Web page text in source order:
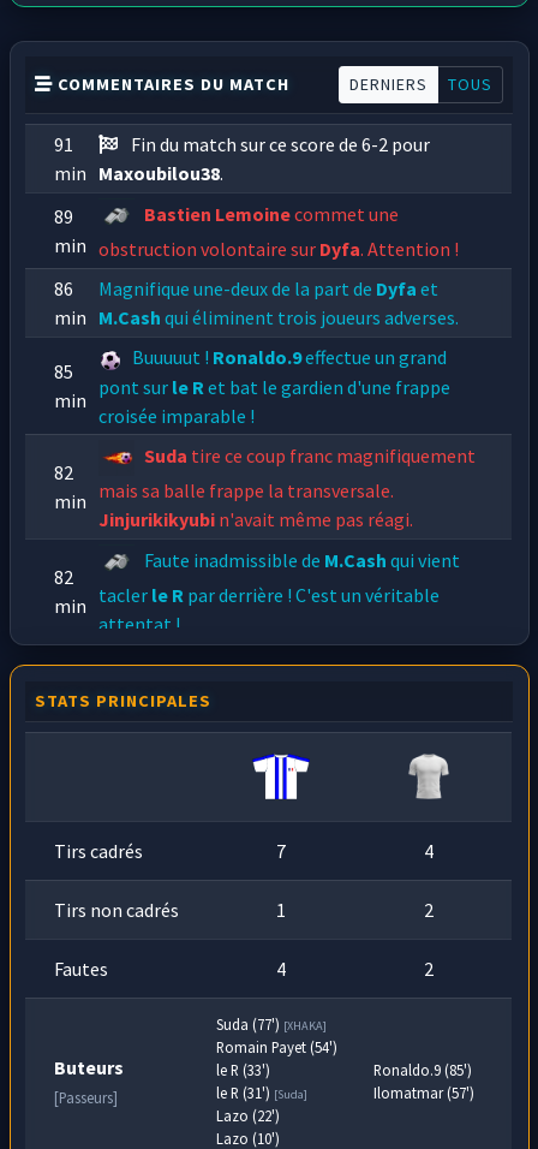
COMMENTAIRES DU MATCH DERNIERS TOUS
91
min
Fin du match sur ce score de 6-2 pour
Maxoubilou38.
89
min
Bastien Lemoinecommet une
obstruction volontaire sur Dyfa. Attention !
86
min
Magnifique une-deux de la part de Dyfa et
M.Cash qui éliminent trois joueurs adverses.
85
min
Buuuuut ! Ronaldo.9effectue un grand
pont sur le R et bat le gardien d'une frappe
croisée imparable !
82
min
Suda tire ce coup franc magnifiquement
mais sa balle frappe la transversale.
Jinjurikikyubi n'avait même pas réagi.
82
min
Faute inadmissible de M.Cash qui vient
tacler le R par derrière ! C'est un véritable
attentat !
STATS PRINCIPALES
Tirs cadrés 7 4
Tirs non cadrés 1 2
Fautes 4 2
Buteurs
[Passeurs]
Suda (77') [XHAKA]
Romain Payet (54')
le R (33')
le R (31') [Suda]
Lazo (22')
Lazo (10')
Ronaldo.9 (85')
Ilomatmar (57')